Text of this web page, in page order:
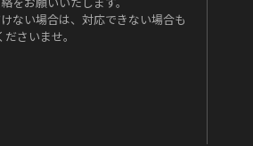
ない場合は、対応できない場合も
さいませ。